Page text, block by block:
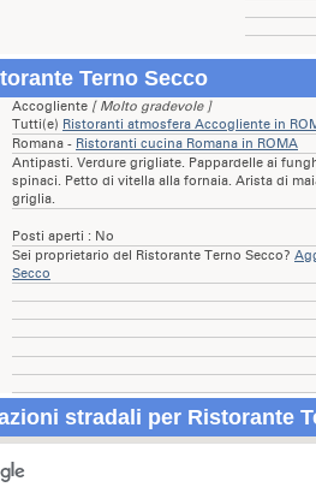
Terno Secco
Accogliente [ Molto gradevole ]
Tutti(e) Ristoranti atmosfera Accogliente in
Romana - Ristoranti cucina Romana in ROMA
Antipasti. Verdure grigliate. Pappardelle ai
spinaci. Petto di vitella alla fornaia. Arista di
griglia.
Posti aperti : No
Sei proprietario del Ristorante Terno Secco?
Secco
stradali per Ristorante